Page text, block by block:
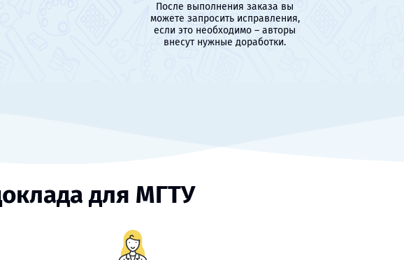
После выполнения заказа вы
можете запросить исправления,
если это необходимо – авторы
внесут нужные доработки.
для МГТУ